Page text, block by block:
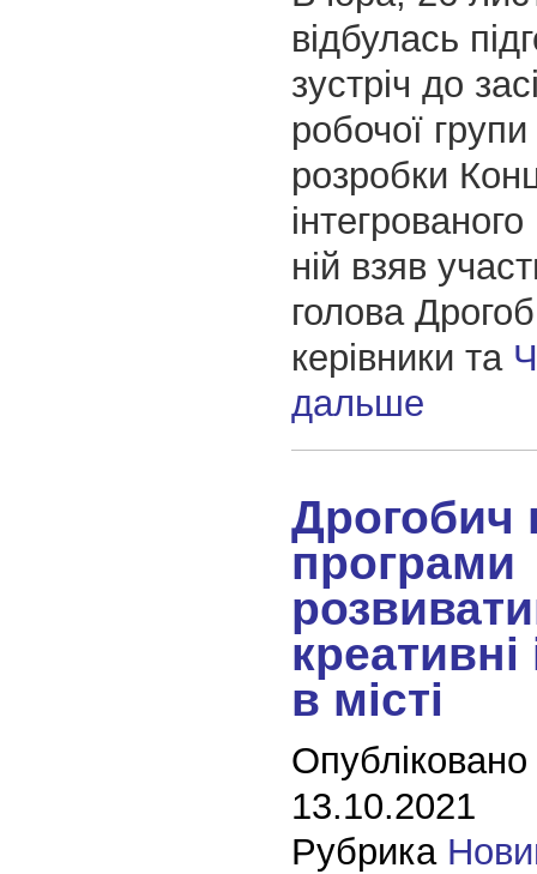
відбулась
зустріч до
робочої
розробки
ній взяв
голова
керівники та
дальше
Дрогобич
програми
креативні
в місті
13.10.2021
Рубрика